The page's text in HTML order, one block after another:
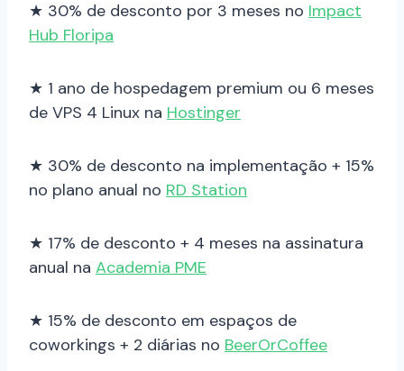
★ 30% de desconto por 3 meses no Impact
Hub Floripa
★ 1 ano de hospedagem premium ou 6 meses
de VPS 4 Linux na Hostinger
★ 30% de desconto na implementação + 15%
no plano anual no RD Station
★ 17% de desconto + 4 meses na assinatura
anual na Academia PME
★ 15% de desconto em espaços de
coworkings + 2 diárias no BeerOrCoffee